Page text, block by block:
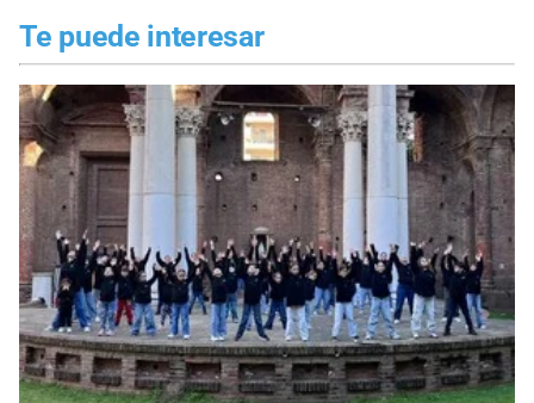
Te puede interesar